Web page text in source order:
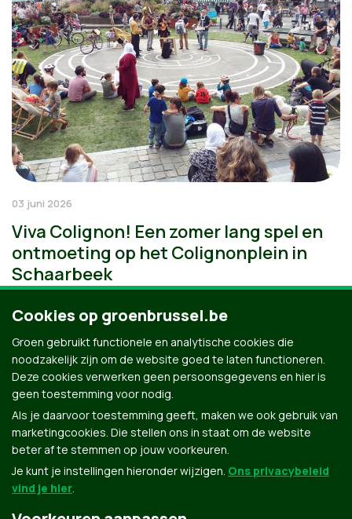
03 juni 2026
Viva Colignon! Een zomer lang spel en
ontmoeting op het Colignonplein in
Schaarbeek
Cookies op groenbrussel.be
Groen gebruikt functionele en analytische cookies die
noodzakelijk zijn om de website goed te laten functioneren.
Deze cookies verwerken geen persoonsgegevens en hier is
geen toestemming voor nodig.
Als je daarvoor toestemming geeft, maken we ook gebruik van
marketingcookies. Die stellen ons in staat om de website
beter af te stemmen op jouw voorkeuren.
Je kunt je instellingen hieronder wijzigen. Ons privacybeleid
vind je hier.